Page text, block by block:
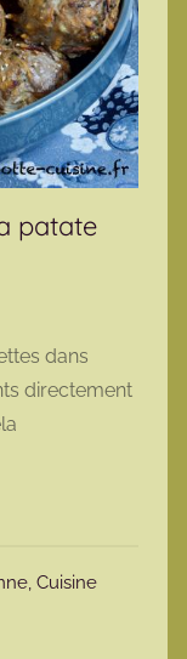
patate
dans
directement
, Cuisine